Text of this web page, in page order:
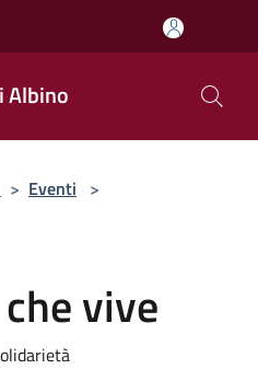
Albino
> Eventi >
vive